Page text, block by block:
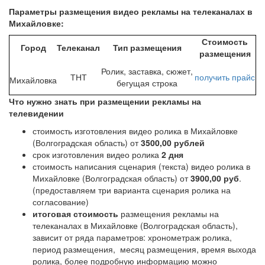
Параметры размещения видео рекламы на телеканалах в
Михайловке:
Город Телеканал Тип размещения
Стоимость
размещения
Михайловка ТНТ
Ролик, заставка, сюжет,
бегущая строка
получить прайс
Что нужно знать при размещении рекламы на
телевидении
стоимость изготовления видео ролика в Михайловке
(Волгоградская область) от3500,00 рублей
срок изготовления видео ролика 2 дня
стоимость написания сценария (текста) видео ролика в
Михайловке (Волгоградская область) от3900,00 руб.
(предоставляем три варианта сценария ролика на
согласование)
итоговая стоимость размещения рекламы на
телеканалах в Михайловке (Волгоградская область),
зависит от ряда параметров: хронометраж ролика,
период размещения, месяц размещения, время выхода
ролика, более подробную информацию можно